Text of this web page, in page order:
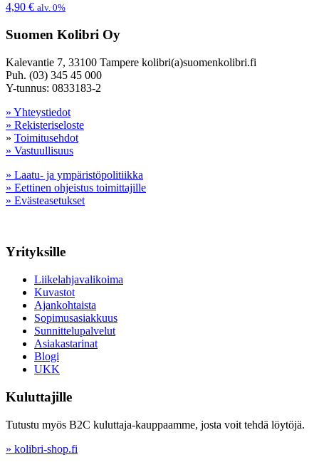
4,90 € alv. 0%
Suomen Kolibri Oy
Kalevantie 7, 33100 Tampere kolibri(a)suomenkolibri.fi
Puh. (03) 345 45 000
Y-tunnus: 0833183-2
» Yhteystiedot
» Rekisteriseloste
» Toimitusehdot
» Vastuullisuus
» Laatu- ja ympäristöpolitiikka
» Eettinen ohjeistus toimittajille
» Evästeasetukset
Yrityksille
Liikelahjavalikoima
Kuvastot
Ajankohtaista
Sopimusasiakkuus
Sunnittelupalvelut
Asiakastarinat
Blogi
UKK
Kuluttajille
Tutustu myös B2C kuluttaja-kauppaamme, josta voit tehdä löytöjä.
» kolibri-shop.fi